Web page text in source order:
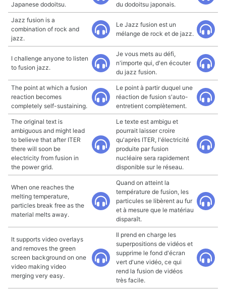
Japanese dodoitsu.
du dodoitsu japonais.
Jazz fusion is a
combination of rock and
jazz.
Le Jazz fusion est un
mélange de rock et de jazz.
I challenge anyone to listen
to fusion jazz.
Je vous mets au défi,
n'importe qui, d'en écouter
du jazz fusion.
The point at which a fusion
reaction becomes
completely self-sustaining.
Le point à partir duquel une
réaction de fusion s'auto-
entretient complètement.
The original text is
ambiguous and might lead
to believe that after ITER
there will soon be
electricity from fusion in
the power grid.
Le texte est ambigu et
pourrait laisser croire
qu'après ITER, l'électricité
produite par fusion
nucléaire sera rapidement
disponible sur le réseau.
When one reaches the
melting temperature,
particles break free as the
material melts away.
Quand on atteint la
température de fusion, les
particules se libèrent au fur
et à mesure que le matériau
disparaît.
It supports video overlays
and removes the green
screen background on one
video making video
merging very easy.
Il prend en charge les
superpositions de vidéos et
supprime le fond d'écran
vert d'une vidéo, ce qui
rend la fusion de vidéos
très facile.